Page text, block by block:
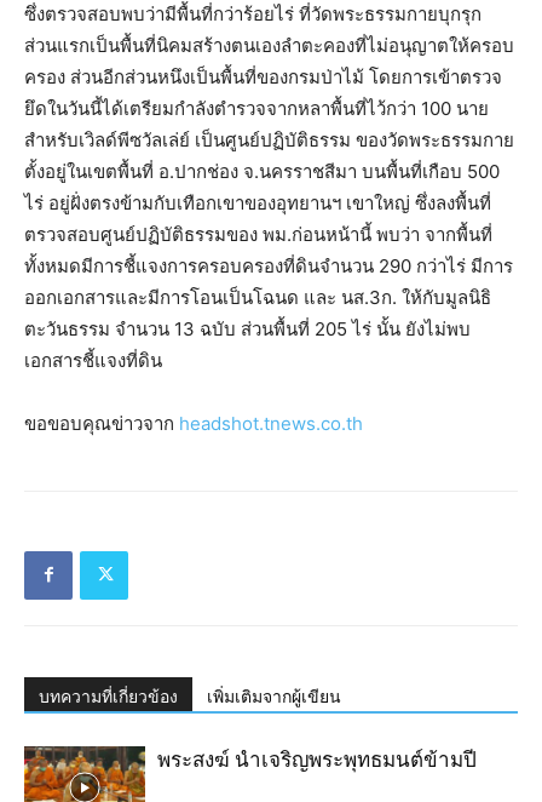
ซึ่งตรวจสอบพบว่ามีพื้นที่กว่าร้อยไร่ ที่วัดพระธรรมกายบุกรุก
ส่วนแรกเป็นพื้นที่นิคมสร้างตนเองลำตะคองที่ไม่อนุญาตให้ครอบ
ครอง ส่วนอีกส่วนหนึงเป็นพื้นที่ของกรมป่าไม้ โดยการเข้าตรวจ
ยึดในวันนี้ได้เตรียมกำลังตำรวจจากหลาพื้นที่ไว้กว่า 100 นาย
สำหรับเวิลด์พีซวัลเล่ย์ เป็นศูนย์ปฏิบัติธรรม ของวัดพระธรรมกาย
ตั้งอยู่ในเขตพื้นที่ อ.ปากช่อง จ.นครราชสีมา บนพื้นที่เกือบ 500
ไร่ อยู่ฝั่งตรงข้ามกับเทือกเขาของอุทยานฯ เขาใหญ่ ซึ่งลงพื้นที่
ตรวจสอบศูนย์ปฏิบัติธรรมของ พม.ก่อนหน้านี้ พบว่า จากพื้นที่
ทั้งหมดมีการชี้แจงการครอบครองที่ดินจำนวน 290 กว่าไร่ มีการ
ออกเอกสารและมีการโอนเป็นโฉนด และ นส.3ก. ให้กับมูลนิธิ
ตะวันธรรม จำนวน 13 ฉบับ ส่วนพื้นที่ 205 ไร่ นั้น ยังไม่พบ
เอกสารชี้แจงที่ดิน
ขอขอบคุณข่าวจาก headshot.tnews.co.th
บทความที่เกี่ยวข้อง เพิ่มเติมจากผู้เขียน
พระสงฆ์ นำเจริญ​พระ​พุทธมนต์​ข้ามปี